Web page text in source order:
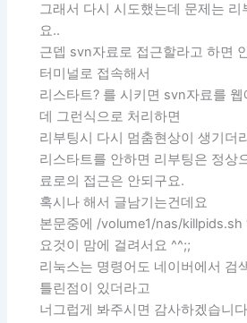
그래서 다시 시도했는데 문제는 리
요..
근뎁 svn자료로 접근할라고 하면
터미널로 접속해서
리스타트? 를 시키면 svn자료를
데 그런식으로 처리하면
리부팅시 다시 멈춤현상이 생기더
리스타트를 안하면 리부팅은 정상
료로의 접근은 안되구요.
혹시나 해서 글남기는건데요
본문중에 /volume1/nas/
요것이 맘에 걸려서요 ^^;;
리눅스는 명령어도 네이버에서 검
틀린점이 있더라고
너그럽게 봐주시면 감사하겠습니